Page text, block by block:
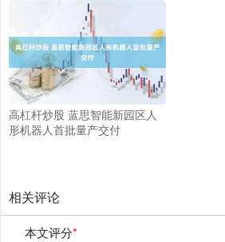
高杠杆炒股 蓝思智能新园区人
形机器人首批量产交付
相关评论
本文评分*